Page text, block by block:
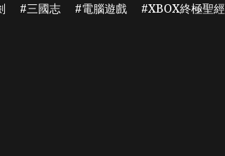
三國志 電腦遊戲 XBOX終極聖經